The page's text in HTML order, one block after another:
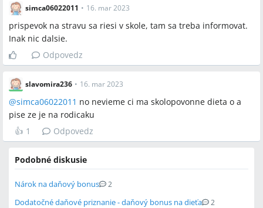
simca06022011 • 16. mar 2023
prispevok na stravu sa riesi v skole, tam sa treba informovat.
Inak nic dalsie.
Odpovedz
slavomira236 • 16. mar 2023
@simca06022011 no nevieme ci ma skolopovonne dieta o a
pise ze je na rodicaku
👍 1 Odpovedz
Podobné diskusie
Nárok na daňový bonus 2
Dodatočné daňové priznanie - daňový bonus na dieťa 2